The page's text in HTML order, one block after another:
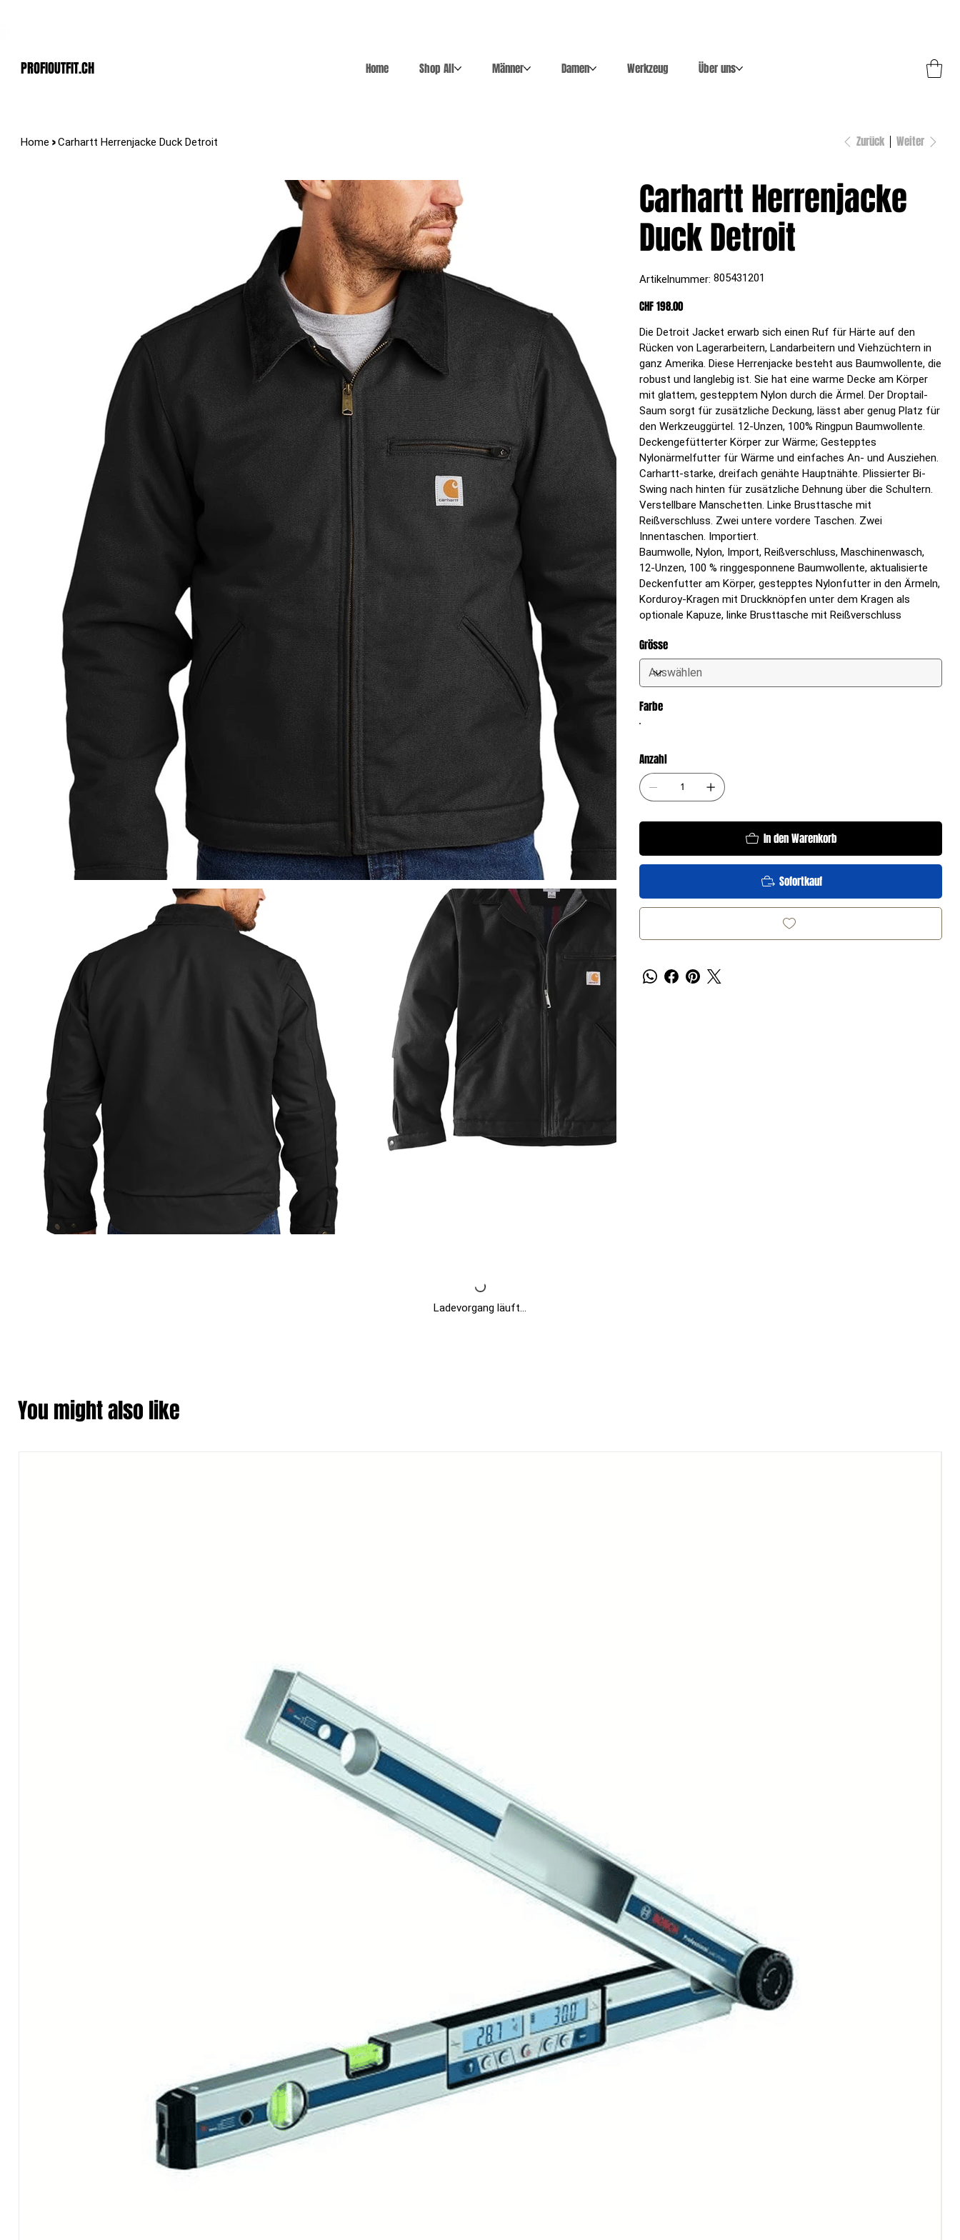
PROFIOUTFIT.cH Home Shop All Männer Damen Werkzeug Über uns
Home >Carhartt Herrenjacke Duck Detroit Zurück Weiter
Carhartt Herrenjacke
Duck Detroit
Artikelnummer: Artikelnummer:
805431201
805431201
Preis
CHF 198.00
Die Detroit Jacket erwarb sich einen Ruf für Härte auf den
Rücken von Lagerarbeitern, Landarbeitern und Viehzüchtern in
ganz Amerika. Diese Herrenjacke besteht aus Baumwollente, die
robust und langlebig ist. Sie hat eine warme Decke am Körper
mit glattem, gestepptem Nylon durch die Ärmel. Der Droptail-
Saum sorgt für zusätzliche Deckung, lässt aber genug Platz für
den Werkzeuggürtel. 12-Unzen, 100% Ringpun Baumwollente.
Deckengefütterter Körper zur Wärme; Gestepptes
Nylonärmelfutter für Wärme und einfaches An- und Ausziehen.
Carhartt-starke, dreifach genähte Hauptnähte. Plissierter Bi-
Swing nach hinten für zusätzliche Dehnung über die Schultern.
Verstellbare Manschetten. Linke Brusttasche mit
Reißverschluss. Zwei untere vordere Taschen. Zwei
Innentaschen. Importiert.
Baumwolle, Nylon, Import, Reißverschluss, Maschinenwasch,
12-Unzen, 100 % ringgesponnene Baumwollente, aktualisierte
Deckenfutter am Körper, gestepptes Nylonfutter in den Ärmeln,
Korduroy-Kragen mit Druckknöpfen unter dem Kragen als
optionale Kapuze, linke Brusttasche mit Reißverschluss
Grösse
Farbe
Anzahl
In den Warenkorb
Sofortkauf
Ladevorgang läuft...
You might also like